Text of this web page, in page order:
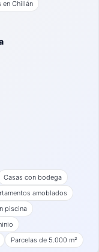
en Chillán
Casas con bodega
amoblados
piscina
Parcelas de 5.000 m²